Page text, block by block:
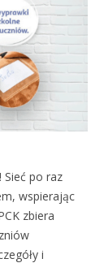
! Sieć po raz
wspierając
zbiera
i